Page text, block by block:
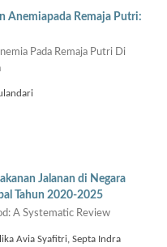
Anemiapada Remaja Putri:
Pada Remaja Putri Di
Jalanan di Negara
Tahun 2020-2025
A Systematic Review
Avia Syafitri, Septa Indra